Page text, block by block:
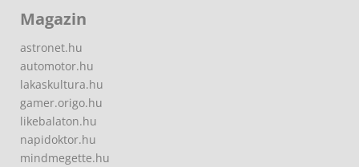
Magazin
astronet.hu
automotor.hu
lakaskultura.hu
gamer.origo.hu
likebalaton.hu
napidoktor.hu
mindmegette.hu